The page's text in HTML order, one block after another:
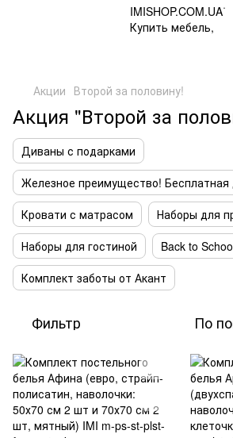
Акции Второй за половину!
Акция "Второй за
Диваны с подарками
Железное преимущество! Бесплатная
Кровати с матрасом
Наборы для
Наборы для гостиной
Back to
Комплект заботы от Акант
Фильтр По